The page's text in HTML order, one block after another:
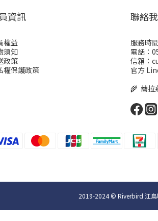
資訊
權益
須知
政策
權保護政策
聯絡
服務時
電話：
信箱：
官方
🌾 蕎拉
2019-2024 © Riverbird 江鳥